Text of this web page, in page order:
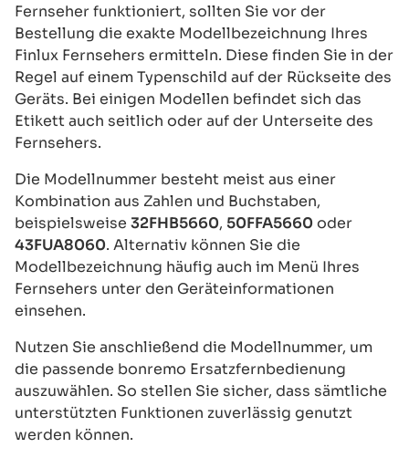
Fernseher funktioniert, sollten Sie vor der
Bestellung die exakte Modellbezeichnung Ihres
Finlux Fernsehers ermitteln. Diese finden Sie in der
Regel auf einem Typenschild auf der Rückseite des
Geräts. Bei einigen Modellen befindet sich das
Etikett auch seitlich oder auf der Unterseite des
Fernsehers.
Die Modellnummer besteht meist aus einer
Kombination aus Zahlen und Buchstaben,
beispielsweise 32FHB5660, 50FFA5660 oder
43FUA8060. Alternativ können Sie die
Modellbezeichnung häufig auch im Menü Ihres
Fernsehers unter den Geräteinformationen
einsehen.
Nutzen Sie anschließend die Modellnummer, um
die passende bonremo Ersatzfernbedienung
auszuwählen. So stellen Sie sicher, dass sämtliche
unterstützten Funktionen zuverlässig genutzt
werden können.